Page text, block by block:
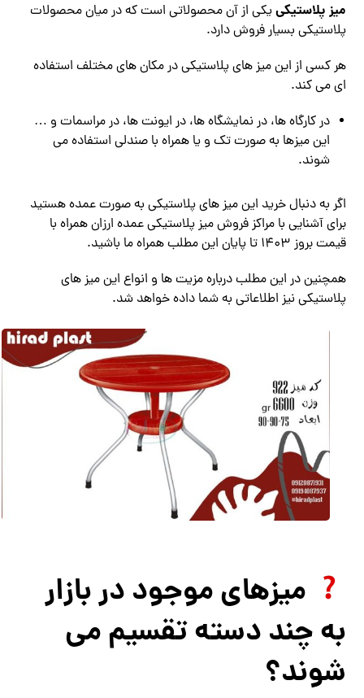
میز پلاستیکییکی از آن محصولاتی است که در میان محصولات
پلاستیکی بسیار فروش دارد.
هر کسی از این میز های پلاستیکی در مکان های مختلف استفاده
ای می کند.
در کارگاه ها، در نمایشگاه ها، در ایونت ها، در مراسمات و …
این میزها به صورت تک و یا همراه با صندلی استفاده می
شوند.
اگر به دنبال خرید این میز های پلاستیکی به صورت عمده هستید
برای آشنایی با مراکز فروش میز پلاستیکی عمده ارزان همراه با
قیمت بروز 1403 تا پایان این مطلب همراه ما باشید.
همچنین در این مطلب درباره مزیت ها و انواع این میز های
پلاستیکی نیز اطلاعاتی به شما داده خواهد شد.
میزهای موجود در بازار
به چند دسته تقسیم می
شوند؟